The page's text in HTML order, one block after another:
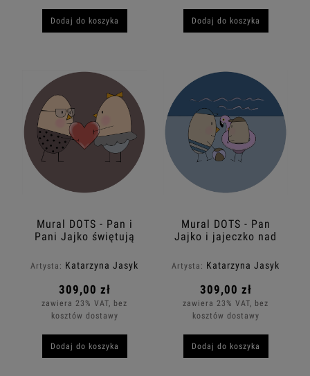
Dodaj do koszyka Dodaj do koszyka
Mural DOTS - Pan i
Pani Jajko świętują
Artysta: Katarzyna Jasyk
309,00 zł
zawiera 23% VAT, bez
kosztów dostawy
Dodaj do koszyka
Mural DOTS - Pan
Jajko i jajeczko nad
Artysta: Katarzyna Jasyk
309,00 zł
zawiera 23% VAT, bez
kosztów dostawy
Dodaj do koszyka